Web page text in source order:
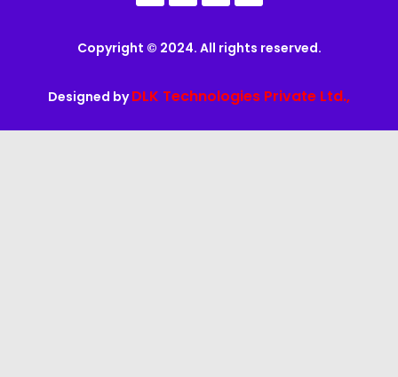
Copyright © 2024. All rights reserved.
Designed byDLK Technologies Private Ltd.,